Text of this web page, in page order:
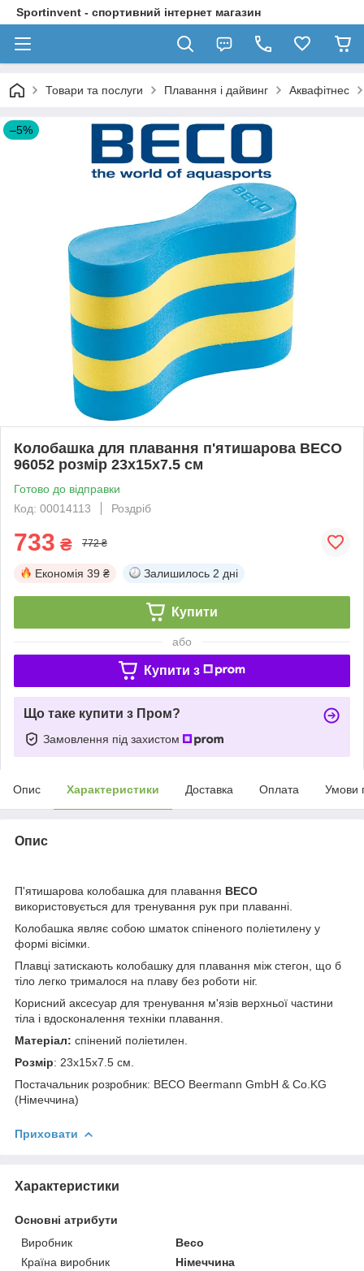
Sportinvent - спортивний інтернет магазин
Товари та послуги Плавання і дайвинг Аквафітнес
–5%
Колобашка для плавання п'ятишарова BECO
96052 розмір 23x15x7.5 см
Готово до відправки
Код: 00014113
Роздріб
733 ₴ 772 ₴
Економія 39 ₴ Залишилось 2 дні
Купити
або
Купити з
Що таке купити з Пром?
Замовлення під захистом
Опис Характеристики Доставка Оплата Умови
Опис
П'ятишарова колобашка для плавання BECO
використовується для тренування рук при плаванні.
Колобашка являє собою шматок спіненого поліетилену у
формі вісімки.
Плавці затискають колобашку для плавання між стегон, що б
тіло легко трималося на плаву без роботи ніг.
Корисний аксесуар для тренування м'язів верхньої частини
тіла і вдосконалення техніки плавання.
Матеріал: спінений поліетилен.
Розмір: 23x15x7.5 см.
Постачальник розробник: BECO Beermann GmbH & Co.KG
(Німеччина)
Приховати
Характеристики
Основні атрибути
Виробник
Beco
Країна виробник
Німеччина